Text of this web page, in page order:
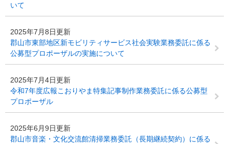
いて
2025年7月8日更新
郡山市東部地区新モビリティサービス社会実験業務委託に係る
公募型プロポーザルの実施について
2025年7月4日更新
令和7年度広報こおりやま特集記事制作業務委託に係る公募型
プロポーザル
2025年6月9日更新
郡山市音楽・文化交流館清掃業務委託（長期継続契約）に係る